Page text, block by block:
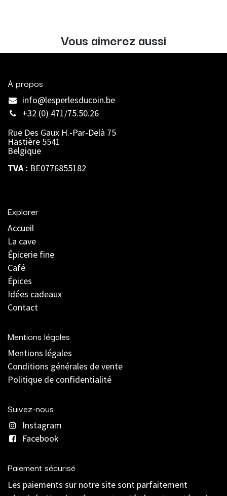
Vous aimerez aussi
À propos
info@lesperlesducoin.be​
+32 (0) 471/75.50.26
Rue Des Gaux H.-Par-Delà 75
Hastière 5541
Belgique
TVA : BE0776855182
Explorer
Accueil
La cave
Épicerie fine
Café
Épices
Idées cadeaux
Contact
Mentions légales
Mentions légales
Conditions générales de vente
Politique de confidentialité
Suivez-nous
Instagram
Facebook
Paiement sécurisé
Les paiements sur notre site sont parfaitement